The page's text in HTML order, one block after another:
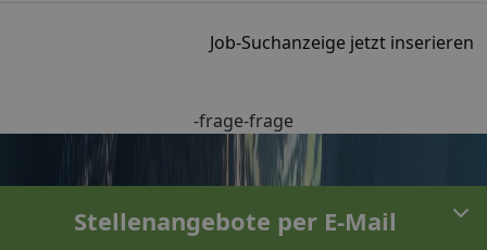
Job-Suchanzeige jetzt inserieren
-frage-frage
Stellenangebote per E-Mail